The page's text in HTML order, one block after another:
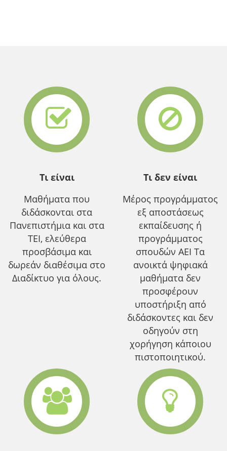
Τι είναι
Μαθήματα που
διδάσκονται στα
Πανεπιστήμια και στα
ΤΕΙ, ελεύθερα
προσβάσιμα και
δωρεάν διαθέσιμα στο
Διαδίκτυο για όλους.
Τι δεν είναι
Μέρος προγράμματος
εξ αποστάσεως
εκπαίδευσης ή
προγράμματος
σπουδών ΑΕΙ Τα
ανοικτά ψηφιακά
μαθήματα δεν
προσφέρουν
υποστήριξη από
διδάσκοντες και δεν
οδηγούν στη
χορήγηση κάποιου
πιστοποιητικού.